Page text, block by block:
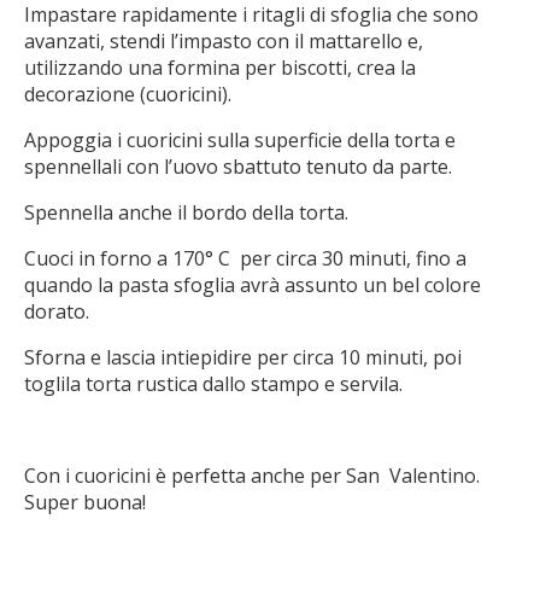
Impastare rapidamente i ritagli di sfoglia che sono
avanzati, stendi l’impasto con il mattarello e,
utilizzando una formina per biscotti, crea la
decorazione (cuoricini).
Appoggia i cuoricini sulla superficie della torta e
spennellali con l’uovo sbattuto tenuto da parte.
Spennella anche il bordo della torta.
Cuoci in forno a 170° C per circa 30 minuti, fino a
quando la pasta sfoglia avrà assunto un bel colore
dorato.
Sforna e lascia intiepidire per circa 10 minuti, poi
toglila torta rustica dallo stampo e servila.
Con i cuoricini è perfetta anche per San Valentino.
Super buona!